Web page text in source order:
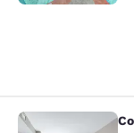
Country